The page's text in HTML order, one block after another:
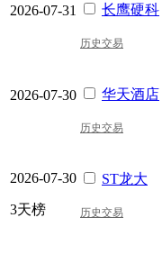
2026-07-31 长鹰硬科
历史交易
2026-07-30 华天酒店
历史交易
2026-07-30
3天榜
ST龙大
历史交易